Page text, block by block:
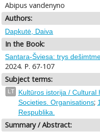
Abipus vandenyno
Authors:
Dapkutė, Daiva
In the Book:
Santara-Šviesa: trys
2024. P. 67-107
Subject terms:
LT Kultūros istorija / Cultural
Societies. Organisations;
Respublika.
Summary / Abstract: